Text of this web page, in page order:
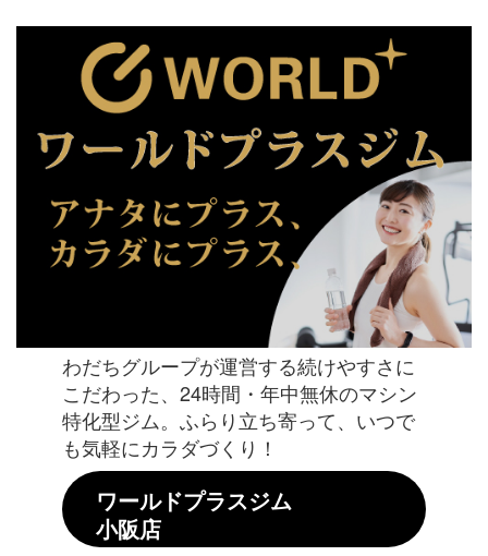
わだちグループが運営する続けやすさに
こだわった、24時間・年中無休のマシン
特化型ジム。ふらり立ち寄って、いつで
も気軽にカラダづくり！
ワールドプラスジム
小阪店